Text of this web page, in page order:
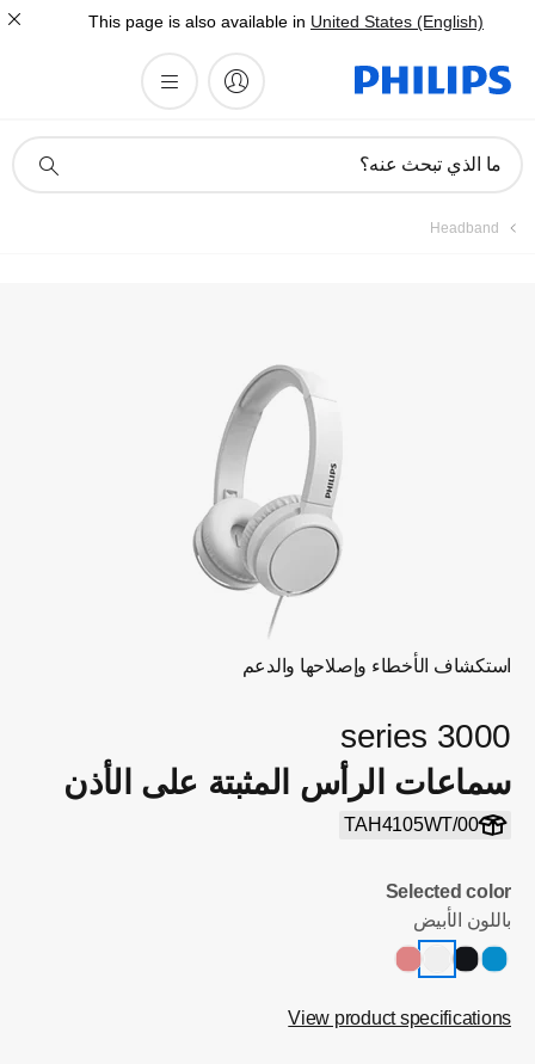
This page is also available in United States (English)
دعم
ما الذي تبحث عنه؟
Headband
استكشاف الأخطاء وإصلاحها والدعم
3000 series
سماعات الرأس المثبتة على الأذن
TAH4105WT/00
Selected color
باللون الأبيض
View product specifications